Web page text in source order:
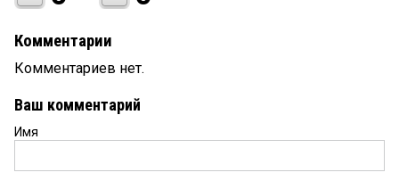
Комментарии
Комментариев нет.
Ваш комментарий
Имя